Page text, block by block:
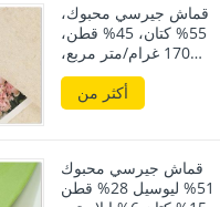
قماش جيرسي محبوك،
55% كتان، 45% قطن،
170 غرام/متر مربع،
مناسب للارتداء في فصل
الصيف
أكثر من
قماش جيرسي محبوك
51% ليوسيل 28% قطن